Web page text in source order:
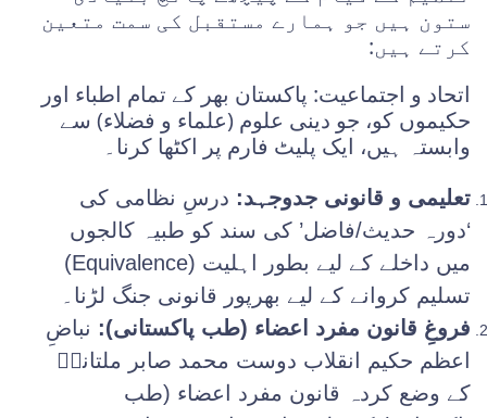
ستون ہیں جو ہمارے مستقبل کی سمت متعین
کرتے ہیں:
اتحاد و اجتماعیت: پاکستان بھر کے تمام اطباء اور
حکیموں کو، جو دینی علوم (علماء و فضلاء) سے
وابستہ ہیں، ایک پلیٹ فارم پر اکٹھا کرنا۔
تعلیمی و قانونی جدوجہد: درسِ نظامی کی
‘دورہ حدیث/فاضل’ کی سند کو طبیہ کالجوں
میں داخلے کے لیے بطور اہلیت (Equivalence)
تسلیم کروانے کے لیے بھرپور قانونی جنگ لڑنا۔
فروغِ قانون مفرد اعضاء (طب پاکستانی): نباضِ
اعظم حکیم انقلاب دوست محمد صابر ملتانیؒ
کے وضع کردہ قانون مفرد اعضاء (طب